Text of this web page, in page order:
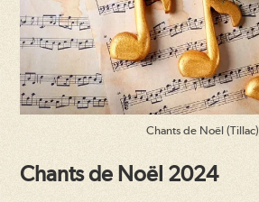
Chants de Noël (Tillac)
Chants de Noël 2024